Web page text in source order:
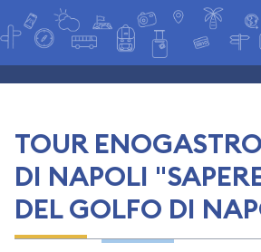
TOUR
DI NAPOLI
DEL GOLFO DI